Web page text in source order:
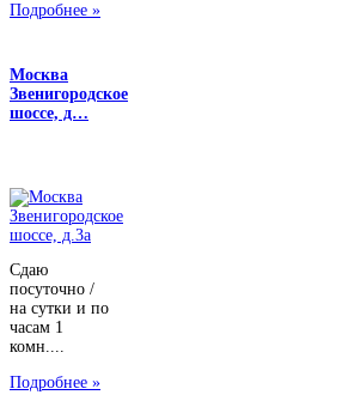
Подробнее »
Москва
Звенигородское
шоссе, д…
Сдаю
посуточно /
на сутки и по
часам 1
комн....
Подробнее »